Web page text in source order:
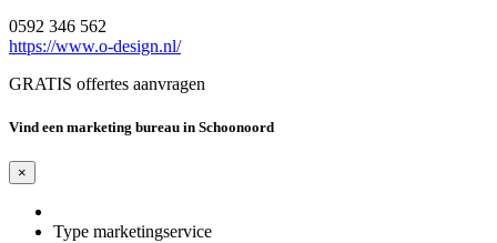
0592 346 562
https://www.o-design.nl/
GRATIS offertes aanvragen
Vind een marketing bureau in Schoonoord
×
Type marketingservice